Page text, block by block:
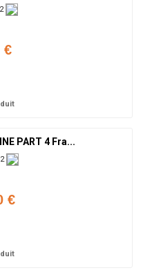
€
PART 4 Fra...
€